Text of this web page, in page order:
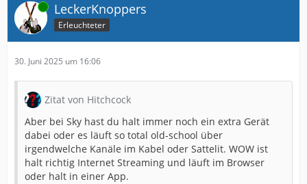
Online LeckerKnoppers
Erleuchteter
30. Juni 2025 um 16:06
Zitat von Hitchcock
Aber bei Sky hast du halt immer noch ein extra Gerät
dabei oder es läuft so total old-school über
irgendwelche Kanäle im Kabel oder Sattelit. WOW ist
halt richtig Internet Streaming und läuft im Browser
oder halt in einer App.